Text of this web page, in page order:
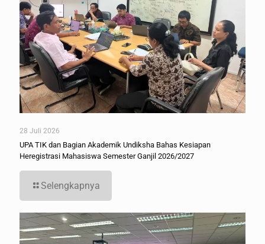
28 Juli 2026
UPA TIK dan Bagian Akademik Undiksha Bahas Kesiapan
Heregistrasi Mahasiswa Semester Ganjil 2026/2027
Selengkapnya